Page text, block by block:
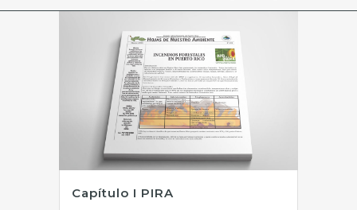
Capítulo I PIRA